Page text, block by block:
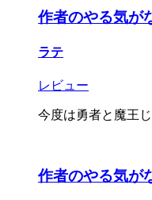
作者のやる気が
ラテ
レビュー
今度は勇者と魔王
作者のやる気が